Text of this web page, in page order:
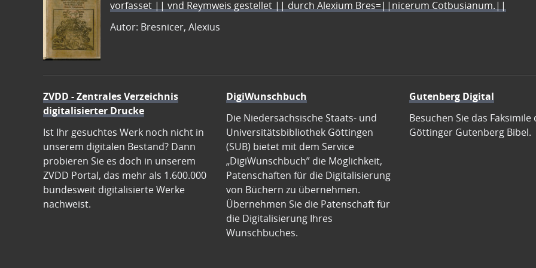
vorfasset || vnd Reymweis gestellet || durch Alexium Bres=||nicerum Cotbusianum.||
Autor: Bresnicer, Alexius
ZVDD - Zentrales Verzeichnis
digitalisierter Drucke
Ist Ihr gesuchtes Werk noch nicht in
unserem digitalen Bestand? Dann
probieren Sie es doch in unserem
ZVDD Portal, das mehr als 1.600.000
bundesweit digitalisierte Werke
nachweist.
DigiWunschbuch
Die Niedersächsische Staats- und
Universitätsbibliothek Göttingen
(SUB) bietet mit dem Service
„DigiWunschbuch” die Möglichkeit,
Patenschaften für die Digitalisierung
von Büchern zu übernehmen.
Übernehmen Sie die Patenschaft für
die Digitalisierung Ihres
Wunschbuches.
Gutenberg Digital
Besuchen Sie das Faksimile
Göttinger Gutenberg Bibel.